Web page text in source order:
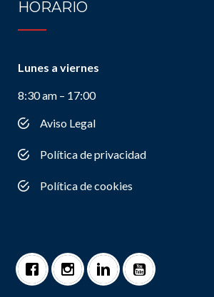
HORARIO
Lunes a viernes
8:30 am – 17:00
Aviso Legal
Política de privacidad
Política de cookies